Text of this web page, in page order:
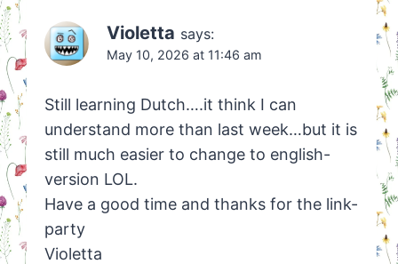
Violetta says:
May 10, 2026 at 11:46 am
Still learning Dutch….it think I can
understand more than last week…but it is
still much easier to change to english-
version LOL.
Have a good time and thanks for the link-
party
Violetta